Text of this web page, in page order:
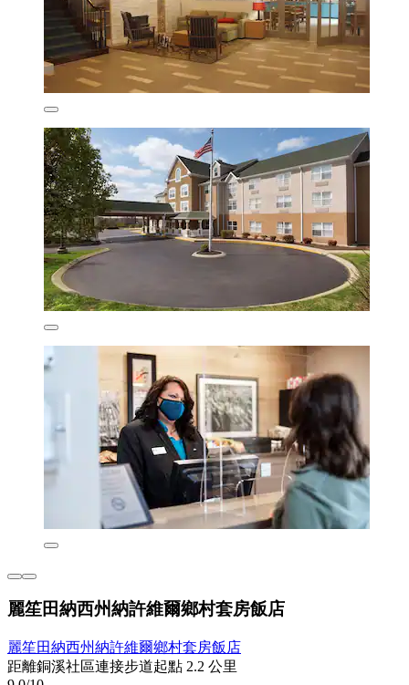
麗笙田納西州納許維爾鄉村套房飯店
麗笙田納西州納許維爾鄉村套房飯店
距離銅溪社區連接步道起點 2.2 公里